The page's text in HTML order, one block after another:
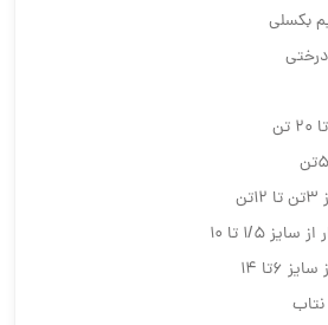
بکسلی
۱/۵ تا ۱۰
۱۴